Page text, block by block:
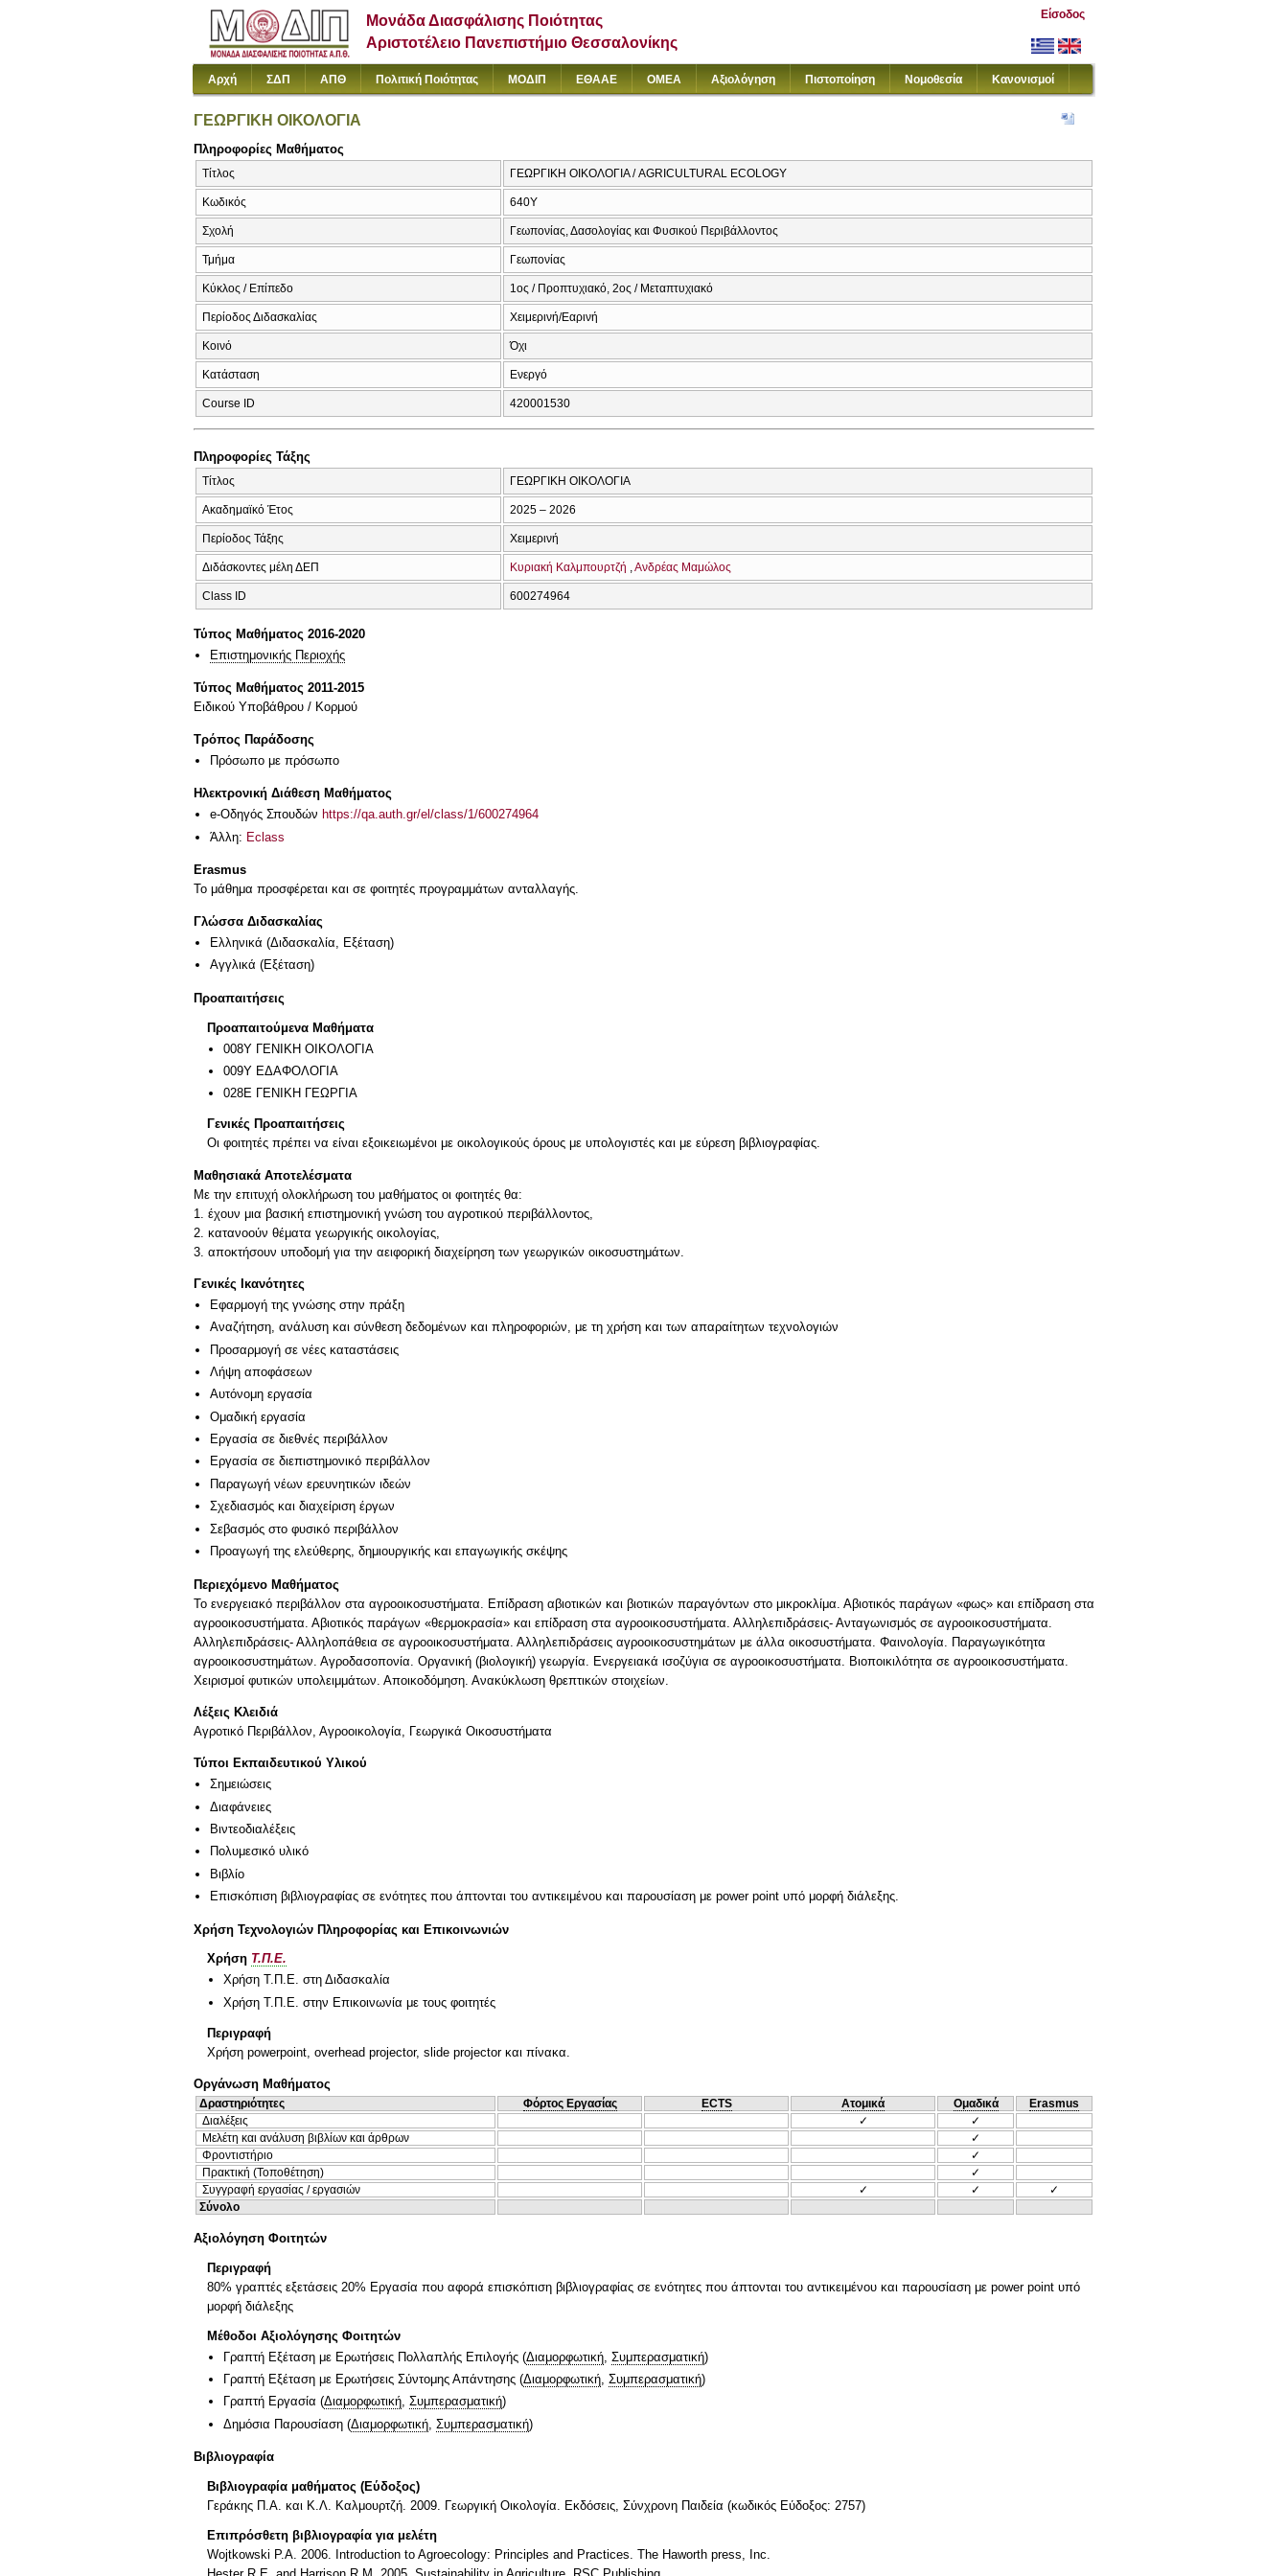
Μονάδα Διασφάλισης Ποιότητας
Αριστοτέλειο Πανεπιστήμιο Θεσσαλονίκης
Είσοδος
Αρχή ΣΔΠ ΑΠΘ Πολιτική Ποιότητας ΜΟΔΙΠ ΕΘΑΑΕ ΟΜΕΑ Αξιολόγηση Πιστοποίηση Νομοθεσία Κανονισμοί
ΓΕΩΡΓΙΚΗ ΟΙΚΟΛΟΓΙΑ
Πληροφορίες Μαθήματος
Τίτλος ΓΕΩΡΓΙΚΗ ΟΙΚΟΛΟΓΙΑ / AGRICULTURAL ECOLOGY
Κωδικός 640Υ
Σχολή Γεωπονίας, Δασολογίας και Φυσικού Περιβάλλοντος
Τμήμα Γεωπονίας
Κύκλος / Επίπεδο 1ος / Προπτυχιακό, 2ος / Μεταπτυχιακό
Περίοδος Διδασκαλίας Χειμερινή/Εαρινή
Κοινό Όχι
Κατάσταση Ενεργό
Course ID 420001530
Πληροφορίες Τάξης
Τίτλος ΓΕΩΡΓΙΚΗ ΟΙΚΟΛΟΓΙΑ
Ακαδημαϊκό Έτος 2025 – 2026
Περίοδος Τάξης Χειμερινή
Διδάσκοντες μέλη ΔΕΠ Κυριακή Καλμπουρτζή Ανδρέας Μαμώλος
Class ID 600274964
Τύπος Μαθήματος 2016-2020
Επιστημονικής Περιοχής
Τύπος Μαθήματος 2011-2015
Ειδικού Υποβάθρου / Κορμού
Τρόπος Παράδοσης
Πρόσωπο με πρόσωπο
Ηλεκτρονική Διάθεση Μαθήματος
e-Οδηγός Σπουδών https://qa.auth.gr/el/class/1/600274964
Άλλη: Eclass
Erasmus
Το μάθημα προσφέρεται και σε φοιτητές προγραμμάτων ανταλλαγής.
Γλώσσα Διδασκαλίας
Ελληνικά (Διδασκαλία, Εξέταση)
Αγγλικά (Εξέταση)
Προαπαιτήσεις
Προαπαιτούμενα Μαθήματα
008Υ ΓΕΝΙΚΗ ΟΙΚΟΛΟΓΙΑ
009Υ ΕΔΑΦΟΛΟΓΙΑ
028Ε ΓΕΝΙΚΗ ΓΕΩΡΓΙΑ
Γενικές Προαπαιτήσεις
Οι φοιτητές πρέπει να είναι εξοικειωμένοι με οικολογικούς όρους με υπολογιστές και με εύρεση βιβλιογραφίας.
Μαθησιακά Αποτελέσματα
Με την επιτυχή ολοκλήρωση του μαθήματος οι φοιτητές θα:
1. έχουν μια βασική επιστημονική γνώση του αγροτικού περιβάλλοντος,
2. κατανοούν θέματα γεωργικής οικολογίας,
3. αποκτήσουν υποδομή για την αειφορική διαχείρηση των γεωργικών οικοσυστημάτων.
Γενικές Ικανότητες
Εφαρμογή της γνώσης στην πράξη
Αναζήτηση, ανάλυση και σύνθεση δεδομένων και πληροφοριών, με τη χρήση και των απαραίτητων τεχνολογιών
Προσαρμογή σε νέες καταστάσεις
Λήψη αποφάσεων
Αυτόνομη εργασία
Ομαδική εργασία
Εργασία σε διεθνές περιβάλλον
Εργασία σε διεπιστημονικό περιβάλλον
Παραγωγή νέων ερευνητικών ιδεών
Σχεδιασμός και διαχείριση έργων
Σεβασμός στο φυσικό περιβάλλον
Προαγωγή της ελεύθερης, δημιουργικής και επαγωγικής σκέψης
Περιεχόμενο Μαθήματος
Το ενεργειακό περιβάλλον στα αγροοικοσυστήματα. Επίδραση αβιοτικών και βιοτικών παραγόντων στο μικροκλίμα. Αβιοτικός παράγων «φως» και επίδραση στα
αγροοικοσυστήματα. Αβιοτικός παράγων «θερμοκρασία» και επίδραση στα αγροοικοσυστήματα. Αλληλεπιδράσεις- Ανταγωνισμός σε αγροοικοσυστήματα.
Αλληλεπιδράσεις- Αλληλοπάθεια σε αγροοικοσυστήματα. Αλληλεπιδράσεις αγροοικοσυστημάτων με άλλα οικοσυστήματα. Φαινολογία. Παραγωγικότητα
αγροοικοσυστημάτων. Αγροδασοπονία. Οργανική (βιολογική) γεωργία. Ενεργειακά ισοζύγια σε αγροοικοσυστήματα. Βιοποικιλότητα σε αγροοικοσυστήματα.
Χειρισμοί φυτικών υπολειμμάτων. Αποικοδόμηση. Ανακύκλωση θρεπτικών στοιχείων.
Λέξεις Κλειδιά
Αγροτικό Περιβάλλον, Αγρoοικολογία, Γεωργικά Οικοσυστήματα
Τύποι Εκπαιδευτικού Υλικού
Σημειώσεις
Διαφάνειες
Βιντεοδιαλέξεις
Πολυμεσικό υλικό
Βιβλίο
Επισκόπιση βιβλιογραφίας σε ενότητες που άπτονται του αντικειμένου και παρουσίαση με power point υπό μορφή διάλεξης.
Χρήση Τεχνολογιών Πληροφορίας και Επικοινωνιών
Χρήση Τ.Π.Ε.
Χρήση Τ.Π.Ε. στη Διδασκαλία
Χρήση Τ.Π.Ε. στην Επικοινωνία με τους φοιτητές
Περιγραφή
Χρήση powerpoint, overhead projector, slide projector και πίνακα.
Οργάνωση Μαθήματος
Δραστηριότητες Φόρτος Εργασίας ECTS Ατομικά Ομαδικά
Erasmus
Διαλέξεις
✓
✓
Μελέτη και ανάλυση βιβλίων και άρθρων
✓
Φροντιστήριο
✓
Πρακτική (Τοποθέτηση)
✓
Συγγραφή εργασίας / εργασιών
✓ ✓
✓
Σύνολο
Αξιολόγηση Φοιτητών
Περιγραφή
80% γραπτές εξετάσεις 20% Εργασία που αφορά επισκόπιση βιβλιογραφίας σε ενότητες που άπτονται του αντικειμένου και παρουσίαση με power point υπό
μορφή διάλεξης
Μέθοδοι Αξιολόγησης Φοιτητών
Γραπτή Εξέταση με Ερωτήσεις Πολλαπλής Επιλογής (Διαμορφωτική Συμπερασματική)
Γραπτή Εξέταση με Ερωτήσεις Σύντομης Απάντησης (Διαμορφωτική, Συμπερασματική)
Γραπτή Εργασία (Διαμορφωτική, Συμπερασματική)
Δημόσια Παρουσίαση (Διαμορφωτική Συμπερασματική)
Βιβλιογραφία
Βιβλιογραφία μαθήματος (Εύδοξος)
Γεράκης Π.Α. και Κ.Λ. Καλμουρτζή. 2009. Γεωργική Οικολογία. Εκδόσεις, Σύνχρονη Παιδεία (κωδικός Εύδοξος: 2757)
Επιπρόσθετη βιβλιογραφία για μελέτη
Wojtkowski P.A. 2006. Introduction to Agroecology: Principles and Practices. The Haworth press, Inc.